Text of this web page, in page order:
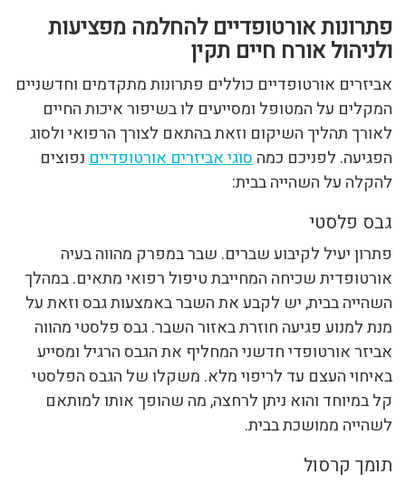
פתרונות אורטופדיים להחלמה מפציעות
ולניהול אורח חיים תקין
אביזרים אורטופדיים כוללים פתרונות מתקדמים וחדשניים
המקלים על המטופל ומסייעים לו בשיפור איכות החיים
לאורך תהליך השיקום וזאת בהתאם לצורך הרפואי ולסוג
הפגיעה. לפניכם כמהסוגי אביזרים אורטופדייםנפוצים
להקלה על השהייה בבית:
גבס פלסטי
פתרון יעיל לקיבוע שברים. שבר במפרק מהווה בעיה
אורטופדית שכיחה המחייבת טיפול רפואי מתאים. במהלך
השהייה בבית, יש לקבע את השבר באמצעות גבס וזאת על
מנת למנוע פגיעה חוזרת באזור השבר. גבס פלסטי מהווה
אביזר אורטופדי חדשני המחליף את הגבס הרגיל ומסייע
באיחוי העצם עד לריפוי מלא. משקלו של הגבס הפלסטי
קל במיוחד והוא ניתן לרחצה, מה שהופך אותו למותאם
לשהייה ממושכת בבית.
תומך קרסול